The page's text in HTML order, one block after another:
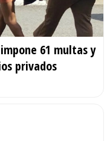
61 multas y
privados